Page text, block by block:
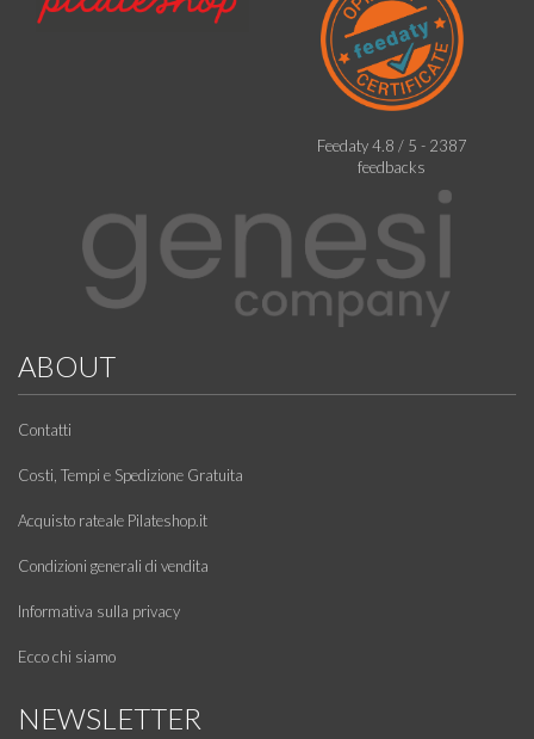
Feedaty4.8 / 5 - 2387
feedbacks
ABOUT
Contatti
Costi, Tempi e Spedizione Gratuita
Acquisto rateale Pilateshop.it
Condizioni generali di vendita
Informativa sulla privacy
Ecco chi siamo
NEWSLETTER